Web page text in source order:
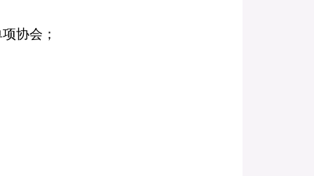
协会；